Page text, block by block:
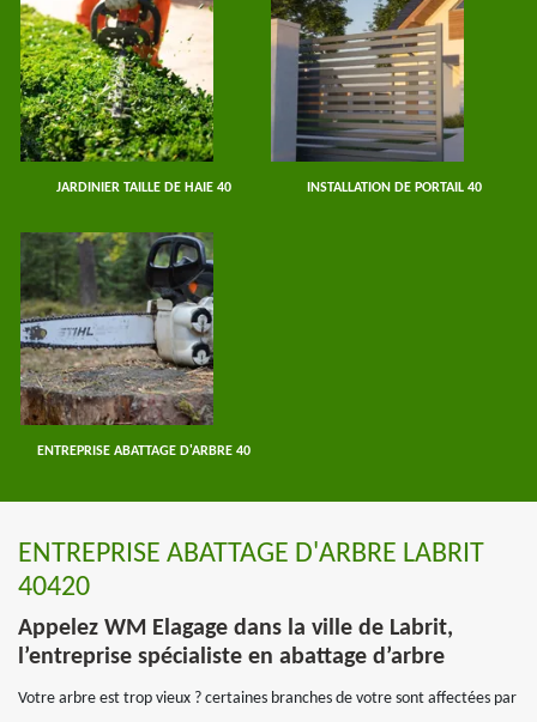
JARDINIER TAILLE DE HAIE 40 INSTALLATION DE PORTAIL 40
ENTREPRISE ABATTAGE D'ARBRE 40
ENTREPRISE ABATTAGE D'ARBRE LABRIT
40420
Appelez WM Elagage dans la ville de Labrit,
l’entreprise spécialiste en abattage d’arbre
Votre arbre est trop vieux ? certaines branches de votre sont affectées par